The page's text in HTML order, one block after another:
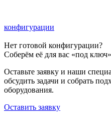
конфигурации
Нет готовой конфигурации?
Соберём её для вас «под ключ»
Оставьте заявку и наши
обсудить задачи и собрать
оборудования.
Оставить заявку